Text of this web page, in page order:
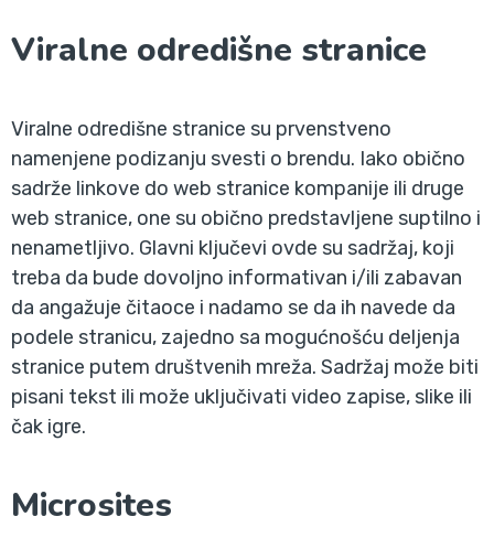
Viralne odredišne stranice
Viralne odredišne stranice su prvenstveno
namenjene podizanju svesti o brendu. Iako obično
sadrže linkove do web stranice kompanije ili druge
web stranice, one su obično predstavljene suptilno i
nenametljivo. Glavni ključevi ovde su sadržaj, koji
treba da bude dovoljno informativan i/ili zabavan
da angažuje čitaoce i nadamo se da ih navede da
podele stranicu, zajedno sa mogućnošću deljenja
stranice putem društvenih mreža. Sadržaj može biti
pisani tekst ili može uključivati video zapise, slike ili
čak igre.
Microsites